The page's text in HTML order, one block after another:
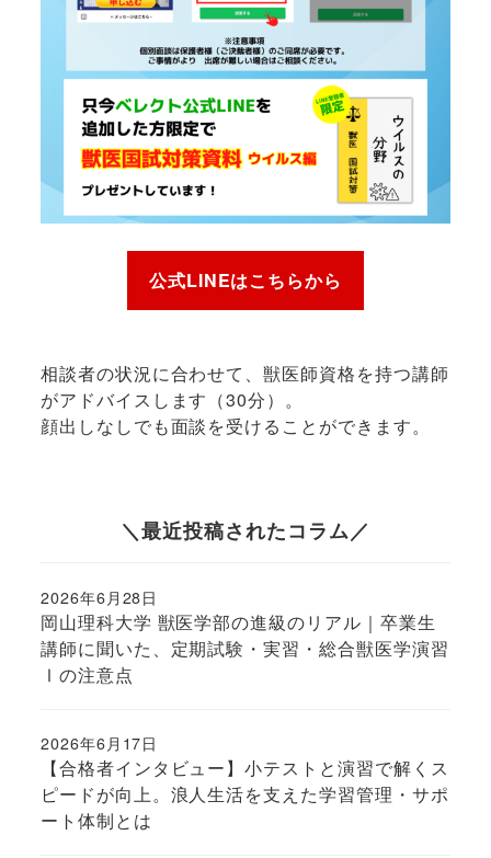
公式LINEはこちらから
相談者の状況に合わせて、獣医師資格を持つ講師
がアドバイスします（30分）。
顔出しなしでも面談を受けることができます。
＼最近投稿されたコラム／
岡山理科大学 獣医学部の進級のリアル｜卒業生
講師に聞いた、定期試験・実習・総合獣医学演習
Ⅰの注意点
投稿日
2026年6月28日
【合格者インタビュー】小テストと演習で解くス
ピードが向上。浪人生活を支えた学習管理・サポ
ート体制とは
投稿日
2026年6月17日